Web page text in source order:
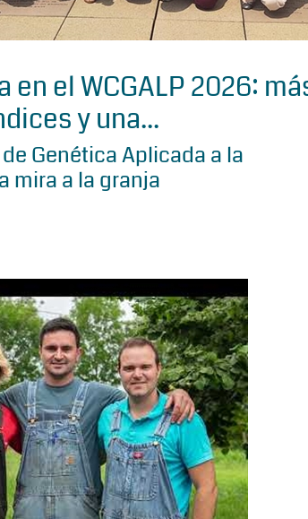
en el WCGALP 2026:
y una...
Genética Aplicada a la
mira a la granja